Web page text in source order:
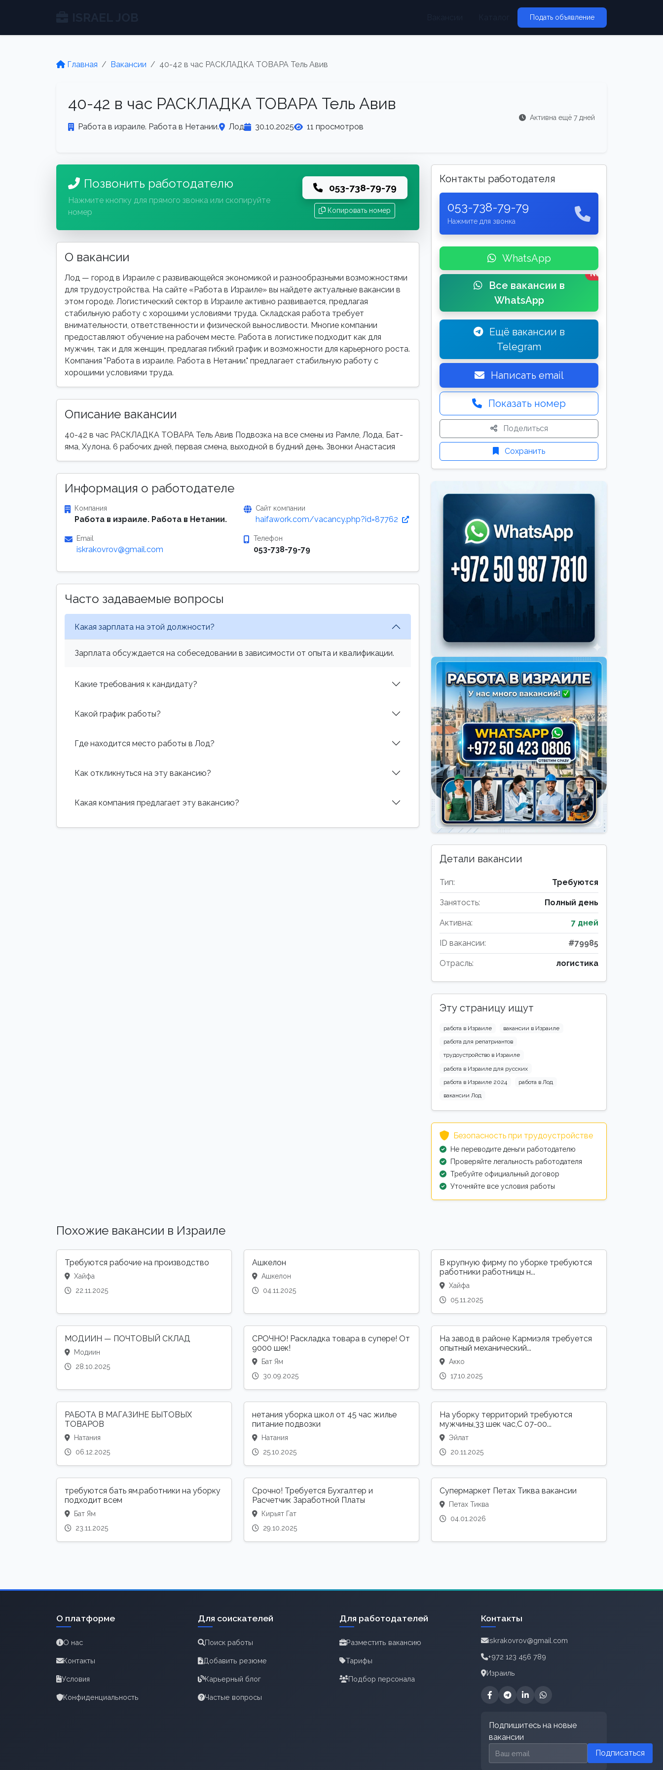
Подать объявление
Главная Вакансии 40-42 в час РАСКЛАДКА ТОВАРА Тель Авив
40-42 в час РАСКЛАДКА ТОВАРА Тель Авив
Работа в израиле. Работа в Нетании. Лод 30.10.2025 11 просмотров
Активна ещё 7 дней
Позвонить работодателю
Нажмите кнопку для прямого звонка или скопируйте
номер
053-738-79-79
Копировать номер
О вакансии
Лод — город в Израиле с развивающейся экономикой и разнообразными возможностями
для трудоустройства. На сайте «Работа в Израиле» вы найдете актуальные вакансии в
этом городе. Логистический сектор в Израиле активно развивается, предлагая
стабильную работу с хорошими условиями труда. Складская работа требует
внимательности, ответственности и физической выносливости. Многие компании
предоставляют обучение на рабочем месте. Работа в логистике подходит как для
мужчин, так и для женщин, предлагая гибкий график и возможности для карьерного роста.
Компания "Работа в израиле. Работа в Нетании." предлагает стабильную работу с
хорошими условиями труда.
Описание вакансии
40-42 в час РАСКЛАДКА ТОВАРА Тель Авив Подвозка на все смены из Рамле, Лода, Бат-
яма, Хулона. 6 рабочих дней, первая смена, выходной в будний день. Звонки Анастасия
Информация о работодателе
Компания
Работа в израиле. Работа в Нетании.
Сайт компании
haifawork.com/vacancy.php?id=87762
Email
iskrakovrov@gmail.com
Телефон
053-738-79-79
Часто задаваемые вопросы
Какая зарплата на этой должности?
Зарплата обсуждается на собеседовании в зависимости от опыта и квалификации.
Какие требования к кандидату?
Какой график работы?
Где находится место работы в Лод?
Как откликнуться на эту вакансию?
Какая компания предлагает эту вакансию?
Контакты работодателя
053-738-79-79
Нажмите для звонка
WhatsApp
Все вакансии в
WhatsApp
New
Ещё вакансии в
Telegram
Написать email
Показать номер
Поделиться
Сохранить
Детали вакансии
Тип: Требуются
Занятость: Полный день
Активна: 7 дней
ID вакансии: #79985
Отрасль: логистика
Эту страницу ищут
работа в Израиле
вакансии в Израиле
работа для репатриантов
трудоустройство в Израиле
работа в Израиле для русских
работа в Израиле 2024
работа в Лод
вакансии Лод
Безопасность при трудоустройстве
Не переводите деньги работодателю
Проверяйте легальность работодателя
Требуйте официальный договор
Уточняйте все условия работы
Похожие вакансии в Израиле
Требуются рабочие на производство
Хайфа
22.11.2025
Ашкелон
Ашкелон
04.11.2025
В крупную фирму по уборке требуются
работники работницы н...
Хайфа
05.11.2025
МОДИИН — ПОЧТОВЫЙ СКЛАД
Модиин
28.10.2025
СРОЧНО! Раскладка товара в супере! От
9000 шек!
Бат Ям
30.09.2025
На завод в районе Кармиэля требуется
опытный механический...
Акко
17.10.2025
РАБОТА В МАГАЗИНЕ БЫТОВЫХ
ТОВАРОВ
Натания
06.12.2025
нетания уборка школ от 45 час жилье
питание подвозки
Натания
25.10.2025
На уборку территорий требуются
мужчины,33 шек час,С 07-00...
Эйлат
20.11.2025
требуются бать ям.работники на уборку
подходит всем
Бат Ям
23.11.2025
Срочно! Требуется Бухгалтер и
Расчетчик Заработной Платы
Кирьят Гат
29.10.2025
Супермаркет Петах Тиква вакансии
Петах Тиква
04.01.2026
О платформе
О нас
Контакты
Условия
Конфиденциальность
Для соискателей
Поиск работы
Добавить резюме
Карьерный блог
Частые вопросы
Для работодателей
Разместить вакансию
Тарифы
Подбор персонала
Контакты
iskrakovrov@gmail.com
+972 123 456 789
Израиль
Подпишитесь на новые
вакансии
Email для подписки
Подписаться